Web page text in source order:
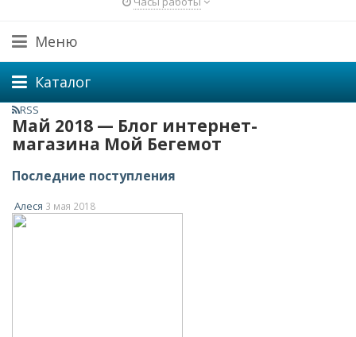
Меню
Каталог
RSS
Май 2018 — Блог интернет-
магазина Мой Бегемот
Последние поступления
Алеся 3 мая 2018